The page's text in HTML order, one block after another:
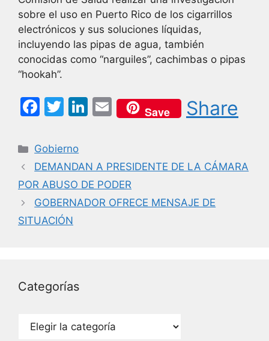
sobre el uso en Puerto Rico de los cigarrillos
electrónicos y sus soluciones líquidas,
incluyendo las pipas de agua, también
conocidas como “narguiles”, cachimbas o pipas
“hookah”.
F
c
e
b
o
o
T
itt
er
Li
e
dI
n
E
m
l
Save Share
Categorías
Gobierno
DEMANDAN A PRESIDENTE DE LA CÁMARA
POR ABUSO DE PODER
GOBERNADOR OFRECE MENSAJE DE
SITUACIÓN
Categorías
Categorías